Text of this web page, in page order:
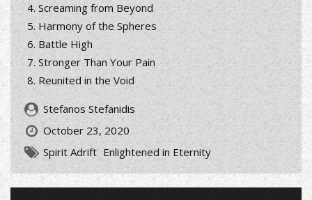
Screaming from Beyond
Harmony of the Spheres
Battle High
Stronger Than Your Pain
Reunited in the Void
Stefanos Stefanidis
October 23, 2020
Spirit Adrift Enlightened in Eternity